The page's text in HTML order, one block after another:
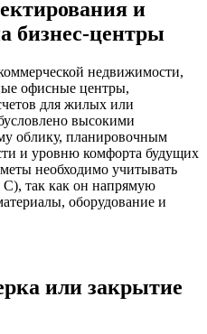
и
бизнес-центры
недвижимости,
офисные центры,
для жилых или
высокими
облику, планировочным
и уровню комфорта будущих
необходимо учитывать
C), так как он напрямую
оборудование и
или закрытие